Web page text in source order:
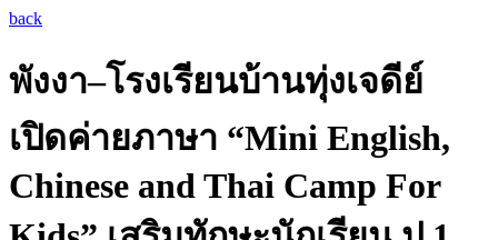
back
พังงา–โรงเรียนบ้านทุ่งเจดีย์
เปิดค่ายภาษา “Mini English,
Chinese and Thai Camp For